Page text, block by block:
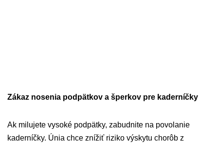
Zákaz nosenia podpätkov a šperkov pre kaderníčky
Ak milujete vysoké podpätky, zabudnite na povolanie
kaderníčky. Únia chce znížiť riziko výskytu chorôb z